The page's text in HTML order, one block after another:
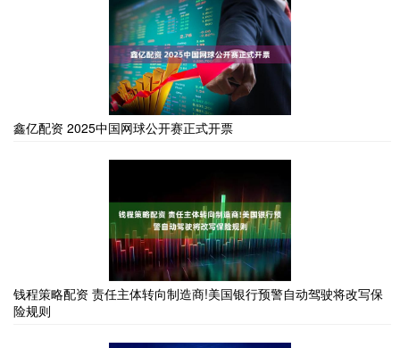
鑫亿配资 2025中国网球公开赛正式开票
钱程策略配资 责任主体转向制造商!美国银行预警自动驾驶将改写保
险规则